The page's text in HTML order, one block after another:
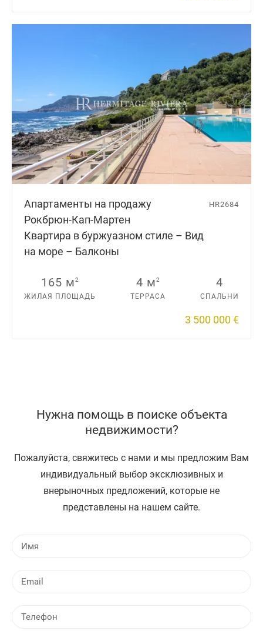
Апартаменты на продажу
Рокбрюн-Кап-Мартен
Квартира в буржуазном стиле – Вид
на море – Балконы
HR2684
165 м2
ЖИЛАЯ ПЛОЩАДЬ
4 м2
ТЕРРАСА
4
СПАЛЬНИ
3 500 000 €
Нужна помощь в поиске объекта
недвижимости?
Пожалуйста, свяжитесь с нами и мы предложим Вам
индивидуальный выбор эксклюзивных и
внерыночных предложений, которые не
представлены на нашем сайте.